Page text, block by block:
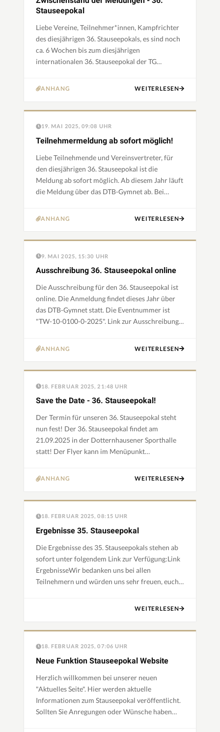
Stauseepokal
Liebe Vereine, Teilnehmer*innen, Kampfrichter
des diesjährigen 36. Stauseepokals, es sind noch
ca. 6 Wochen bis zum diesjährigen
internationalen 36. Stauseepokal der TG
uns auch mitten in der "heißen…
ANHANG WEITERLESEN
19. MAI 2025, 09:08 UHR
Teilnehmermeldung ab sofort möglich!
Liebe Teilnehmende und Vereinsvertreter, für
den diesjährigen 36. Stauseepokal ist die
Meldung ab sofort möglich. Ab diesem Jahr läuft
die Meldung über das DTB-Gymnet ab. Bei
Meldung auf unser…
ANHANG WEITERLESEN
9. MAI 2025, 15:30 UHR
Ausschreibung 36. Stauseepokal online
Die Ausschreibung für den 36. Stauseepokal ist
online. Die Anmeldung findet dieses Jahr über
das DTB-Gymnet statt. Die Eventnummer ist
"TW-10-0100-0-2025". Link zur Ausschreibung:
ANHANG WEITERLESEN
18. FEBRUAR 2025, 21:48 UHR
Save the Date - 36. Stauseepokal!
Der Termin für unseren 36. Stauseepokal steht
nun fest! Der 36. Stauseepokal findet am
21.09.2025 in der Dotternhausener Sporthalle
statt! Der Flyer kann im Menüpunkt
Die Ausschreibung wird spätest…
ANHANG WEITERLESEN
18. FEBRUAR 2025, 08:15 UHR
Ergebnisse 35. Stauseepokal
Die Ergebnisse des 35. Stauseepokals stehen ab
sofort unter folgendem Link zur Verfügung:Link
ErgebnisseWir bedanken uns bei allen
Teilnehmern und würden uns sehr freuen, euch
WEITERLESEN
18. FEBRUAR 2025, 07:06 UHR
Neue Funktion Stauseepokal Website
Herzlich willkommen bei unserer neuen
"Aktuelles Seite". Hier werden aktuelle
Informationen zum Stauseepokal veröffentlicht.
Sollten Sie Anregungen oder Wünsche haben